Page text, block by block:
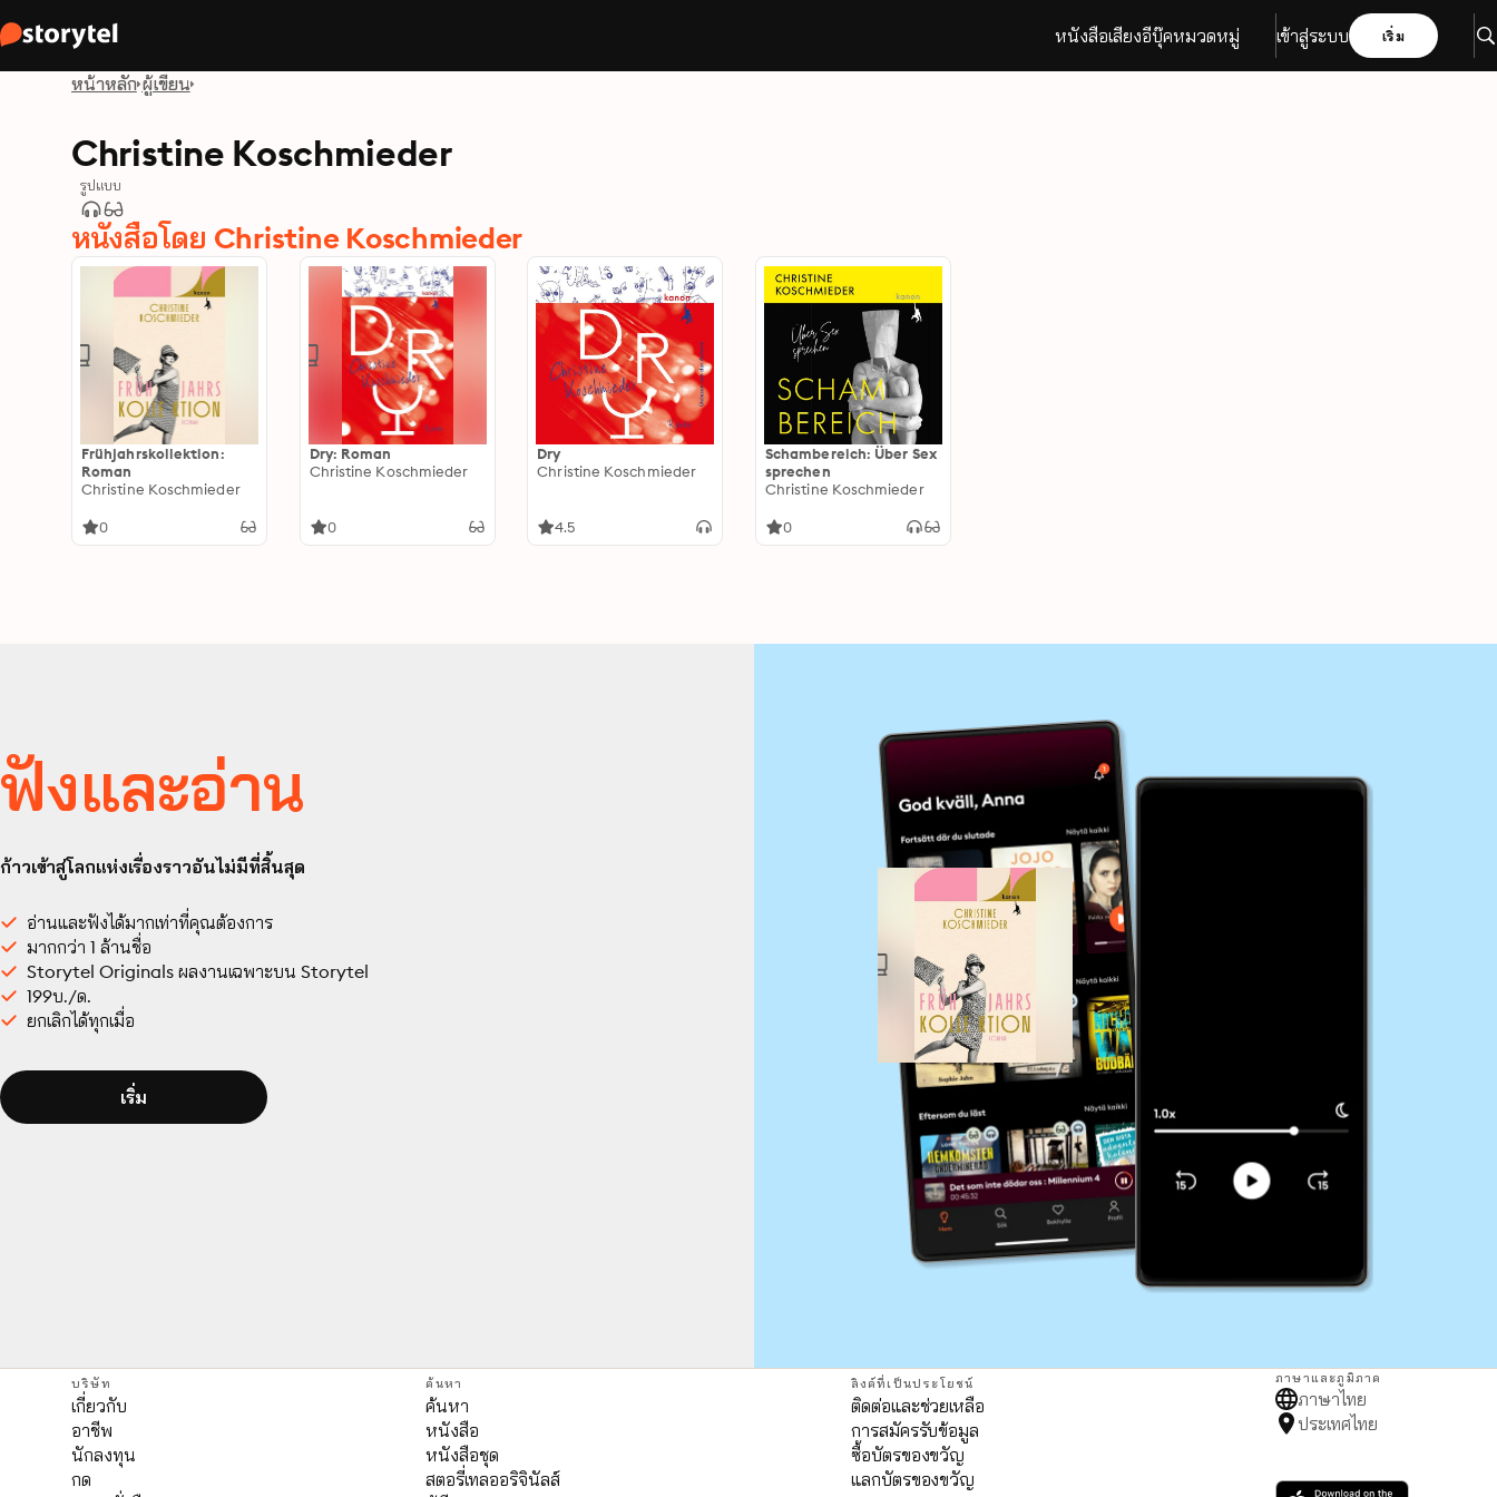
หนังสือเสียงอีบุ๊คหมวดหมู่ เข้าสู่ระบบ เริ่ม
หน้าหลัก ผู้เขียน
Christine Koschmieder
รูปแบบ
หนังสือโดย Christine Koschmieder
Frühjahrskollektion:
Roman
Christine Koschmieder
0
Dry: Roman
Christine Koschmieder
0
Dry
Christine Koschmieder
4.5
Schambereich: Über Sex
sprechen
Christine Koschmieder
0
ฟังและอ่าน
ก้าวเข้าสู่โลกแห่งเรื่องราวอันไม่มีที่สิ้นสุด
อ่านและฟังได้มากเท่าที่คุณต้องการ
มากกว่า 1 ล้านชื่อ
Storytel Originals ผลงานเฉพาะบน Storytel
199บ./ด.
ยกเลิกได้ทุกเมื่อ
เริ่ม
บริษัท
เกี่ยวกับ
อาชีพ
นักลงทุน
กด
ค้นหา
ค้นหา
หนังสือ
หนังสือชุด
สตอรี่เทลออริจินัลส์
ลิงค์ที่เป็นประโยชน์
ติดต่อและช่วยเหลือ
การสมัครรับข้อมูล
ซื้อบัตรของขวัญ
แลกบัตรของขวัญ
ภาษาและภูมิภาค
ภาษาไทย
ประเทศไทย